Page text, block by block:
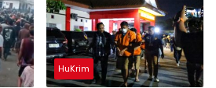
HuKrim